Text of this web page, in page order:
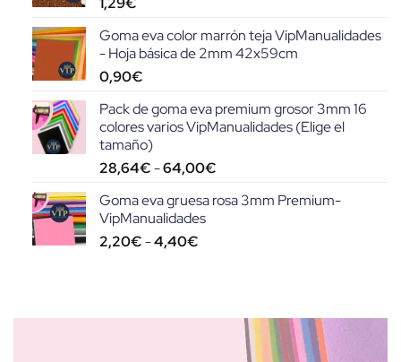
4,40€
Goma eva color marrón teja VipManualidades
- Hoja básica de 2mm 42x59cm
0,90€
Pack de goma eva premium grosor 3mm 16
colores varios VipManualidades (Elige el
tamaño)
28,64€-64,00€Rango
precios:
Goma eva gruesa rosa 3mm Premium-
VipManualidades
2,20€-4,40€Rango
2,20€